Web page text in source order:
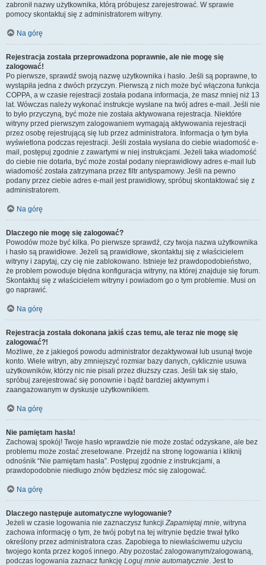
zabronił nazwy użytkownika, którą próbujesz zarejestrować. W sprawie
pomocy skontaktuj się z administratorem witryny.
Na górę
Rejestracja została przeprowadzona poprawnie, ale nie mogę się
zalogować!
Po pierwsze, sprawdź swoją nazwę użytkownika i hasło. Jeśli są poprawne, to
wystąpiła jedna z dwóch przyczyn. Pierwszą z nich może być włączona funkcja
COPPA, a w czasie rejestracji została podana informacja, że masz mniej niż 13
lat. Wówczas należy wykonać instrukcje wysłane na twój adres e-mail. Jeśli nie
to było przyczyną, być może nie została aktywowana rejestracja. Niektóre
witryny przed pierwszym zalogowaniem wymagają aktywowania rejestracji
przez osobę rejestrującą się lub przez administratora. Informacja o tym była
wyświetlona podczas rejestracji. Jeśli została wysłana do ciebie wiadomość e-
mail, postępuj zgodnie z zawartymi w niej instrukcjami. Jeżeli taka wiadomość
do ciebie nie dotarła, być może został podany nieprawidłowy adres e-mail lub
wiadomość została zatrzymana przez filtr antyspamowy. Jeśli na pewno
podany przez ciebie adres e-mail jest prawidłowy, spróbuj skontaktować się z
administratorem.
Na górę
Dlaczego nie mogę się zalogować?
Powodów może być kilka. Po pierwsze sprawdź, czy twoja nazwa użytkownika
i hasło są prawidłowe. Jeżeli są prawidłowe, skontaktuj się z właścicielem
witryny i zapytaj, czy cię nie zablokowano. Istnieje też prawdopodobieństwo,
że problem powoduje błędna konfiguracja witryny, na której znajduje się forum.
Skontaktuj się z właścicielem witryny i powiadom go o tym problemie. Musi on
go naprawić.
Na górę
Rejestracja została dokonana jakiś czas temu, ale teraz nie mogę się
zalogować?!
Możliwe, że z jakiegoś powodu administrator dezaktywował lub usunął twoje
konto. Wiele witryn, aby zmniejszyć rozmiar bazy danych, cyklicznie usuwa
użytkowników, którzy nic nie pisali przez dłuższy czas. Jeśli tak się stało,
spróbuj zarejestrować się ponownie i bądź bardziej aktywnym i
zaangażowanym w dyskusje użytkownikiem.
Na górę
Nie pamiętam hasła!
Zachowaj spokój! Twoje hasło wprawdzie nie może zostać odzyskane, ale bez
problemu może zostać zresetowane. Przejdź na stronę logowania i kliknij
odnośnik “Nie pamiętam hasła”. Postępuj zgodnie z instrukcjami, a
prawdopodobnie niedługo znów będziesz móc się zalogować.
Na górę
Dlaczego następuje automatyczne wylogowanie?
Jeżeli w czasie logowania nie zaznaczysz funkcjiZapamiętaj mnie, witryna
zachowa informację o tym, że twój pobyt na tej witrynie będzie trwał tylko
określony przez administratora czas. Zapobiega to niewłaściwemu użyciu
twojego konta przez kogoś innego. Aby pozostać zalogowanym/zalogowaną,
podczas logowania zaznacz funkcję Loguj mnie automatycznie. Jest to